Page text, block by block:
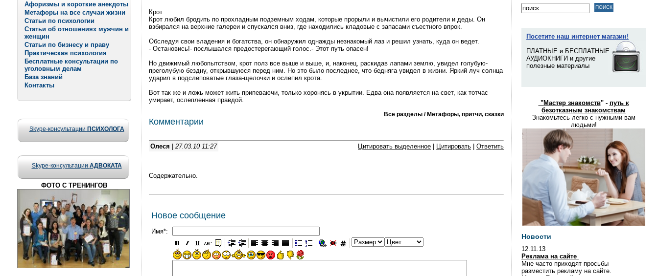
Афоризмы и короткие анекдоты
Метафоры на все случаи жизни
Статьи по психологии
Статьи об отношениях мужчин и
женщин
Статьи по бизнесу и праву
Практическая психология
Бесплатные консультации по
уголовным делам
База знаний
Контакты
Skype-консультации ПСИХОЛОГА
Skype-консультации АДВОКАТА
ФОТО С ТРЕНИНГОВ
Крот
Крот любил бродить по прохладным подземным ходам, которые прорыли и вычистили его родители и деды. Он
взбирался на верхние галереи и спускался вниз, где находились кладовые с запасами съестного впрок.
Обследуя свои владения и богатства, он обнаружил однажды незнакомый лаз и решил узнать, куда он ведет.
- Остановись!- послышался предостерегающий голос.- Этот путь опасен!
Но движимый любопытством, крот полз все выше и выше, и, наконец, раскидав лапами землю, увидел голубую-
преголубую бездну, открывшуюся перед ним. Но это было последнее, что бедняга увидел в жизни. Яркий луч солнца
ударил в подслеповатые глаза-щелочки и ослепил крота.
Вот так же и ложь может жить припеваючи, только хоронясь в укрытии. Едва она появляется на свет, как тотчас
умирает, ослепленная правдой.
Все разделы / Метафоры, притчи, сказки
Комментарии
Олеся 27.03.10 11:27 Цитировать выделенное Цитировать Ответить
Содержательно.
Новое сообщение
Имя*:
Посетите наш интернет магазин!
ПЛАТНЫЕ и БЕСПЛАТНЫЕ
АУДИОКНИГИ и другие
полезные материалы
"Мастер знакомств" - путь к
безотказным знакомствам
Знакомьтесь легко с нужными вам
людьми!
Новости
12.11.13
Реклама на сайте
Мне часто приходят просьбы
разместить рекламу на сайте.